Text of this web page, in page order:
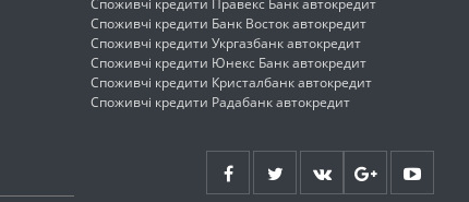
Споживчі кредити Правекс Банк автокредит
Споживчі кредити Банк Восток автокредит
Споживчі кредити Укргазбанк автокредит
Споживчі кредити Юнекс Банк автокредит
Споживчі кредити Кристалбанк автокредит
Споживчі кредити Радабанк автокредит